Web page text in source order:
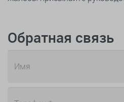
Обратная связь